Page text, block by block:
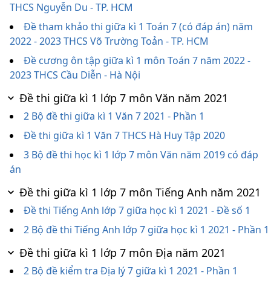
THCS Nguyễn Du - TP. HCM
Đề tham khảo thi giữa kì 1 Toán 7 (có đáp án) năm
2022 - 2023 THCS Võ Trường Toản - TP. HCM
Đề cương ôn tập giữa kì 1 môn Toán 7 năm 2022 -
2023 THCS Cầu Diễn - Hà Nội
Đề thi giữa kì 1 lớp 7 môn Văn năm 2021
2 Bộ đề thi giữa kì 1 Văn 7 2021 - Phần 1
Đề thi giữa kì 1 Văn 7 THCS Hà Huy Tập 2020
3 Bộ đề thi học kì 1 lớp 7 môn Văn năm 2019 có đáp
án
Đề thi giữa kì 1 lớp 7 môn Tiếng Anh năm 2021
Đề thi Tiếng Anh lớp 7 giữa học kì 1 2021 - Đề số 1
2 Bộ đề thi Tiếng Anh lớp 7 giữa học kì 1 2021 - Phần 1
Đề thi giữa kì 1 lớp 7 môn Địa năm 2021
2 Bộ đề kiểm tra Địa lý 7 giữa kì 1 2021 - Phần 1